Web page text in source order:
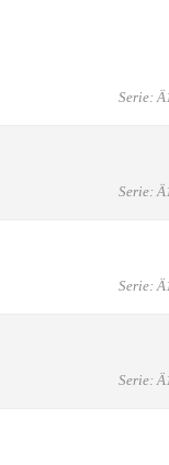
Serie:
Serie:
Serie:
Serie: